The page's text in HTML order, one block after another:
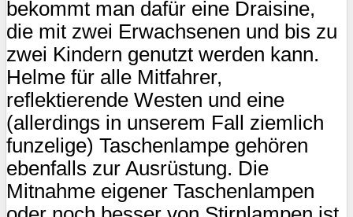
bekommt man dafür eine Draisine,
die mit zwei Erwachsenen und bis zu
zwei Kindern genutzt werden kann.
Helme für alle Mitfahrer,
reflektierende Westen und eine
(allerdings in unserem Fall ziemlich
funzelige) Taschenlampe gehören
ebenfalls zur Ausrüstung. Die
Mitnahme eigener Taschenlampen